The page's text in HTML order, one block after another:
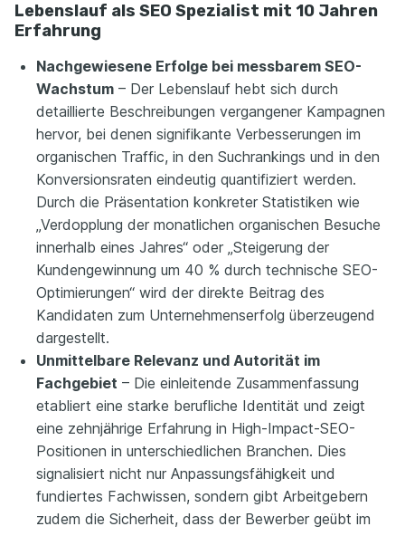
Lebenslauf als SEO Spezialist mit 10 Jahren
Erfahrung
Nachgewiesene Erfolge bei messbarem SEO-
Wachstum – Der Lebenslauf hebt sich durch
detaillierte Beschreibungen vergangener Kampagnen
hervor, bei denen signifikante Verbesserungen im
organischen Traffic, in den Suchrankings und in den
Konversionsraten eindeutig quantifiziert werden.
Durch die Präsentation konkreter Statistiken wie
„Verdopplung der monatlichen organischen Besuche
innerhalb eines Jahres“ oder „Steigerung der
Kundengewinnung um 40 % durch technische SEO-
Optimierungen“ wird der direkte Beitrag des
Kandidaten zum Unternehmenserfolg überzeugend
dargestellt.
Unmittelbare Relevanz und Autorität im
Fachgebiet – Die einleitende Zusammenfassung
etabliert eine starke berufliche Identität und zeigt
eine zehnjährige Erfahrung in High-Impact-SEO-
Positionen in unterschiedlichen Branchen. Dies
signalisiert nicht nur Anpassungsfähigkeit und
fundiertes Fachwissen, sondern gibt Arbeitgebern
zudem die Sicherheit, dass der Bewerber geübt im